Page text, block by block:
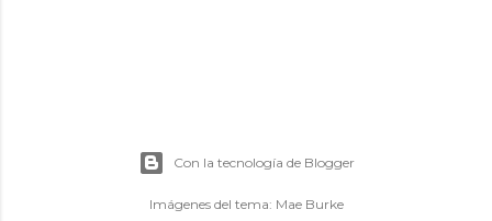
Con la tecnología de Blogger
Imágenes del tema: Mae Burke